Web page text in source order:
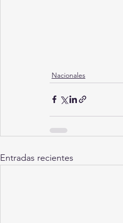
Nacionales
Entradas recientes